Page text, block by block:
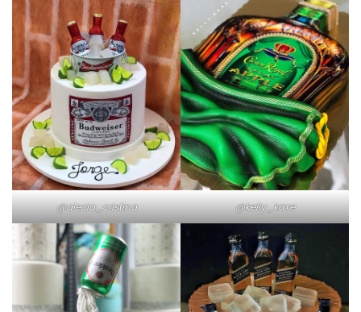
@alecia_cristina @kelly_kaxe